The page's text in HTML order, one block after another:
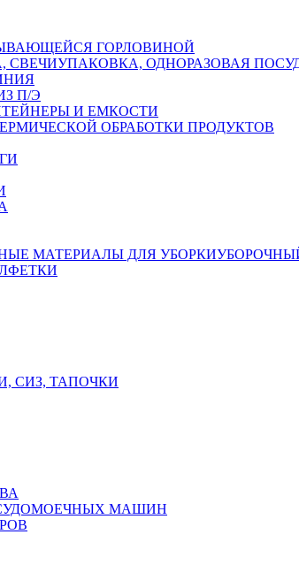
ГОРЛОВИНОЙ
СВЕЧИУПАКОВКА, ОДНОРАЗОВАЯ
П/Э
И ЕМКОСТИ
ОБРАБОТКИ ПРОДУКТОВ
МАТЕРИАЛЫ ДЛЯ УБОРКИ
СИЗ, ТАПОЧКИ
МАШИН